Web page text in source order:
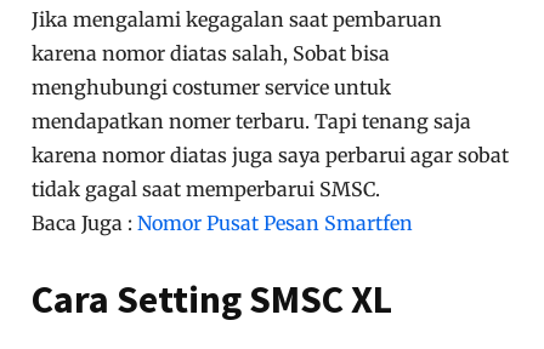
Jika mengalami kegagalan saat pembaruan
karena nomor diatas salah, Sobat bisa
menghubungi costumer service untuk
mendapatkan nomer terbaru. Tapi tenang saja
karena nomor diatas juga saya perbarui agar sobat
tidak gagal saat memperbarui SMSC.
Baca Juga :Nomor Pusat Pesan Smartfen
Cara Setting SMSC XL